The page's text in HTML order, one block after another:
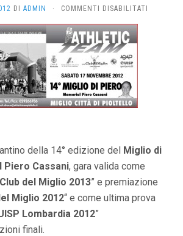
DI ADMIN · COMMENTI DISABILITATI
della 14° edizione del Miglio di
Piero Cassani, gara valida come
Club del Miglio 2013” e premiazione
Miglio 2012“ e come ultima prova
Lombardia 2012”
finali.